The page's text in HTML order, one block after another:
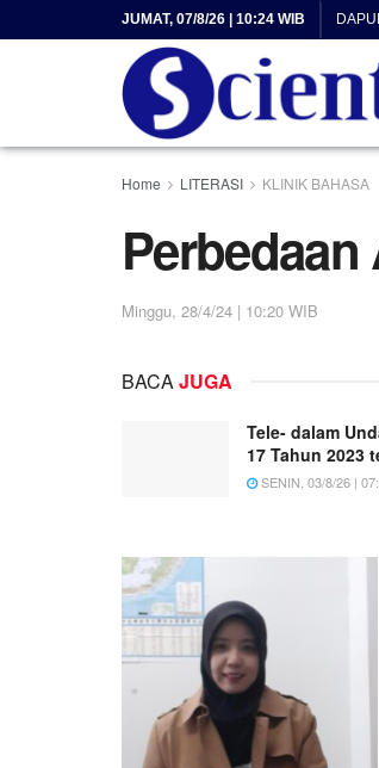
JUMAT, 07/8/26 | 10:24 WIB
Home LITERASI KLINIK BAHASA
Minggu, 28/4/24 | 10:20 WIB
BACAJUGA
Tele- dalam
17 Tahun 2023
SENIN, 03/8/26 |